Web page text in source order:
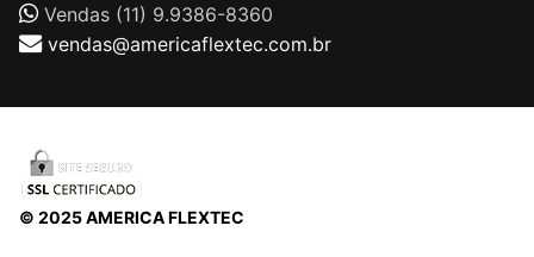
Vendas (11) 9.9386-8360
vendas@americaflextec.com.br
© 2025 AMERICA FLEXTEC